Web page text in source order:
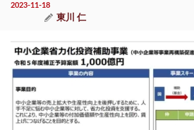
2023-11-18
東川 仁